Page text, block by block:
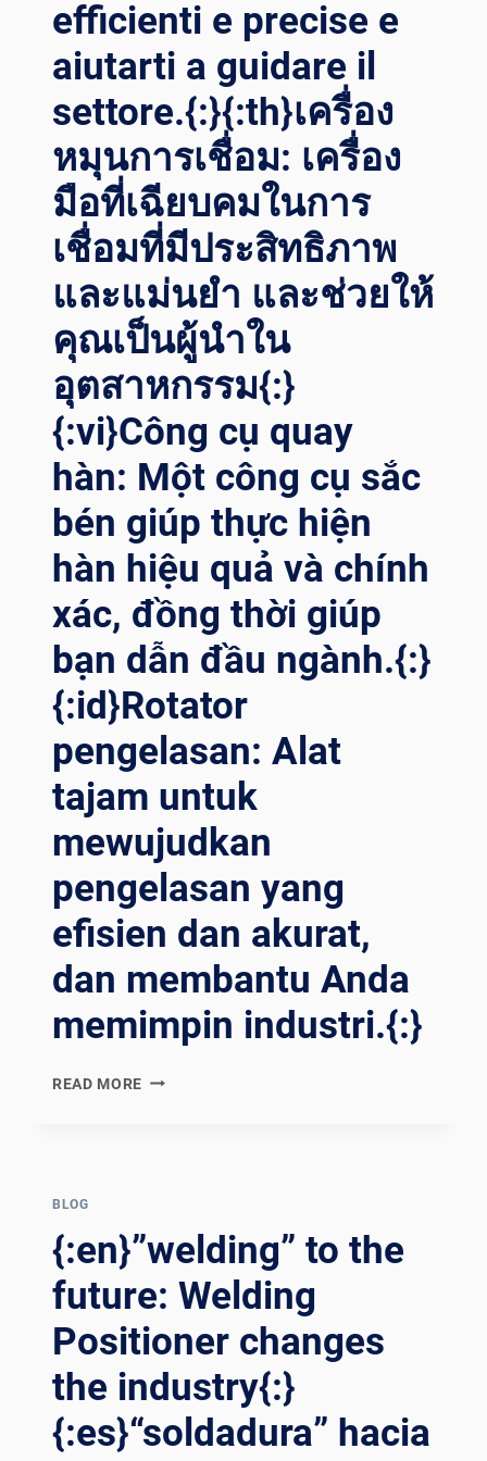
المساعدة
الابتكار
الصناعي{:}
{:IT}MIGLIORARE
COMPLETAMENTE
LA
QUALITÀ
E
L’EFFICIENZA
PROCESSO
DI
SALDATURA!
ATTREZZATURE
AUSILIARIE
PER
LA
SALDATURA
GUIDANO
L’INNOVAZIONE
DEL
SETTORE{:}
{:TH}
ปรับปรุง
คุณภาพ
และ
ประสิทธิภาพ
ของ
กระบวนการ
เชื่อม
ครอบคลุม!
อุปกรณ์
เสริม
เชื่อม
เป็น
ผู้นำ
นวัตกรรม
อุตสาหกรรม{:}
HIỆU
CỦA
TRÌNH
HÀN!
THIẾT
BỊ
PHỤ
efficienti e precise e
aiutarti a guidare il
settore.{:}{:th}เครื่อง
หมุนการเชื่อม: เครื่อง
มือที่เฉียบคมในการ
เชื่อมที่มีประสิทธิภาพ
และแม่นยำ และช่วยให้
คุณเป็นผู้นำใน
อุตสาหกรรม{:}
{:vi}Công cụ quay
hàn: Một công cụ sắc
bén giúp thực hiện
hàn hiệu quả và chính
xác, đồng thời giúp
bạn dẫn đầu ngành.{:}
{:id}Rotator
pengelasan: Alat
tajam untuk
mewujudkan
pengelasan yang
efisien dan akurat,
dan membantu Anda
memimpin industri.{:}
READ MORE {:EN}WELDING
EFFICIENT
ACCURATE
WELDING,
AND
HELP
YOU
LEAD
BLOG
{:en}”welding” to the
future: Welding
Positioner changes
the industry{:}
{:es}“soldadura” hacia